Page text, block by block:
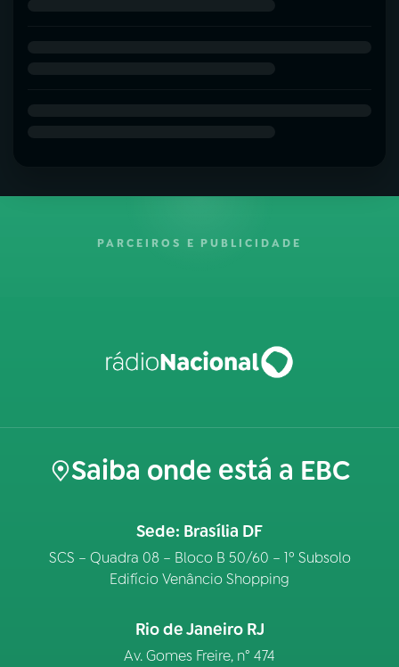
PARCEIROS E PUBLICIDADE
Saiba onde está a EBC
Sede: Brasília DF
SCS – Quadra 08 – Bloco B 50/60 – 1º Subsolo
Edifício Venâncio Shopping
Rio de Janeiro RJ
Av. Gomes Freire, n° 474